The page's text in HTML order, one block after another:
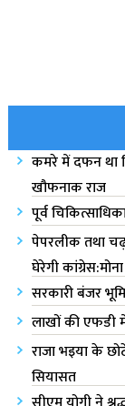
कमरे में दफन था
खौफनाक राज
पूर्व
पेपरलीक तथा
घेरेगी कांग्रेस:मोना
सरकारी बंजर
लाखों की एफडी
राजा भ‌इया के
सियासत